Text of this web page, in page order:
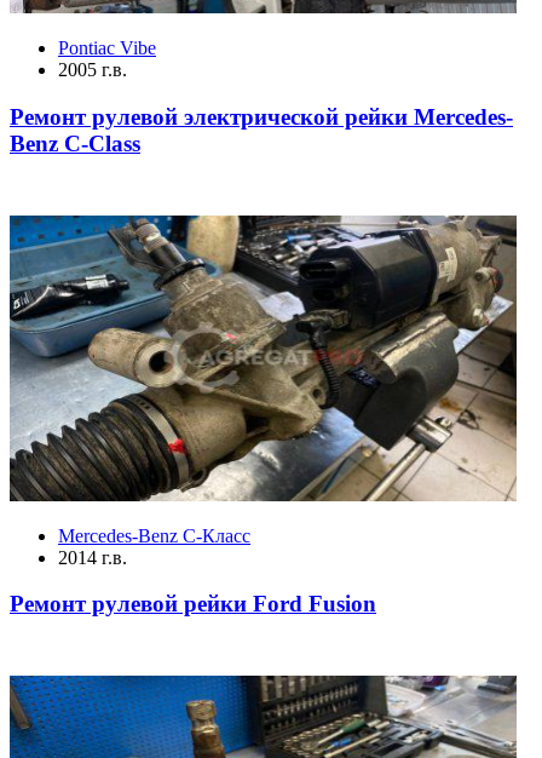
Pontiac Vibe
2005 г.в.
Ремонт рулевой электрической рейки Mercedes-
Benz C-Class
Mercedes-Benz C-Класс
2014 г.в.
Ремонт рулевой рейки Ford Fusion